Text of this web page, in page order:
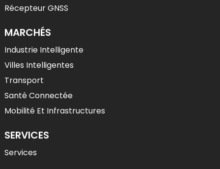
Récepteur GNSS
MARCHÉS
Industrie Intelligente
Villes Intelligentes
Transport
Santé Connectée
Mobilité Et Infrastructures
SERVICES
Services